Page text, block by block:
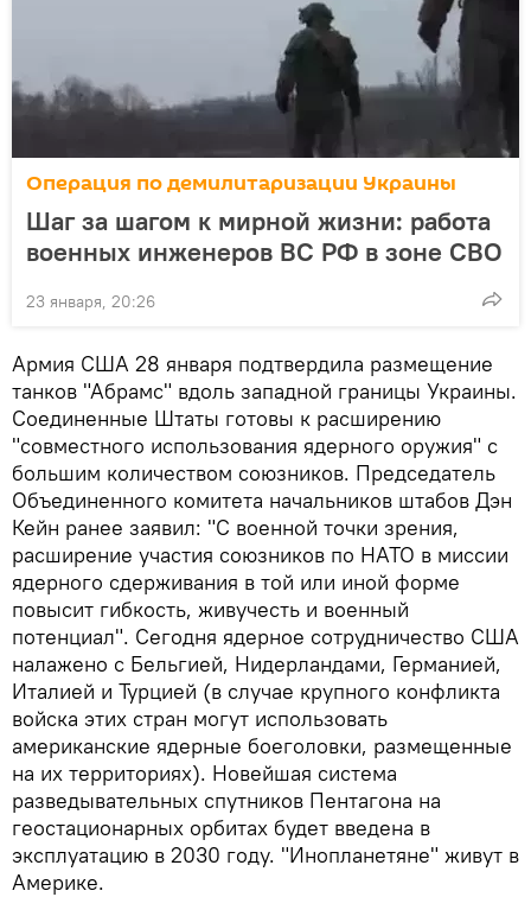
Операция по демилитаризации Украины
Шаг за шагом к мирной жизни: работа
военных инженеров ВС РФ в зоне СВО
23 января, 20:26
Армия США 28 января подтвердила размещение
танков "Абрамс" вдоль западной границы Украины.
Соединенные Штаты готовы к расширению
"совместного использования ядерного оружия" с
большим количеством союзников. Председатель
Объединенного комитета начальников штабов Дэн
Кейн ранее заявил: "С военной точки зрения,
расширение участия союзников по НАТО в миссии
ядерного сдерживания в той или иной форме
повысит гибкость, живучесть и военный
потенциал". Сегодня ядерное сотрудничество США
налажено с Бельгией, Нидерландами, Германией,
Италией и Турцией (в случае крупного конфликта
войска этих стран могут использовать
американские ядерные боеголовки, размещенные
на их территориях). Новейшая система
разведывательных спутников Пентагона на
геостационарных орбитах будет введена в
эксплуатацию в 2030 году. "Инопланетяне" живут в
Америке.